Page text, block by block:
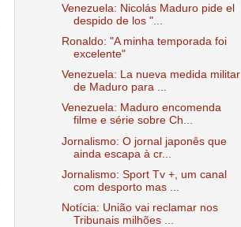
Venezuela: Nicolás Maduro pide el
despido de los "...
Ronaldo: "A minha temporada foi
excelente"
Venezuela: La nueva medida militar
de Maduro para ...
Venezuela: Maduro encomenda
filme e série sobre Ch...
Jornalismo: O jornal japonês que
ainda escapa à cr...
Jornalismo: Sport Tv +, um canal
com desporto mas ...
Notícia: União vai reclamar nos
Tribunais milhões ...